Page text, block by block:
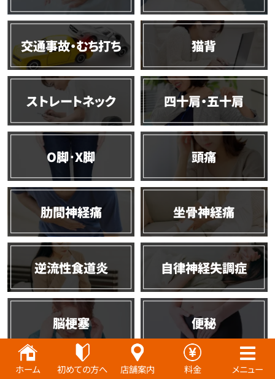
ホーム 初めての方へ 店舗案内 料金 メニュー
交通事故・むち打ち 猫背
ストレートネック 四十肩・五十肩
O脚･X脚 頭痛
肋間神経痛 坐骨神経痛
逆流性食道炎 自律神経失調症
脳梗塞 便秘